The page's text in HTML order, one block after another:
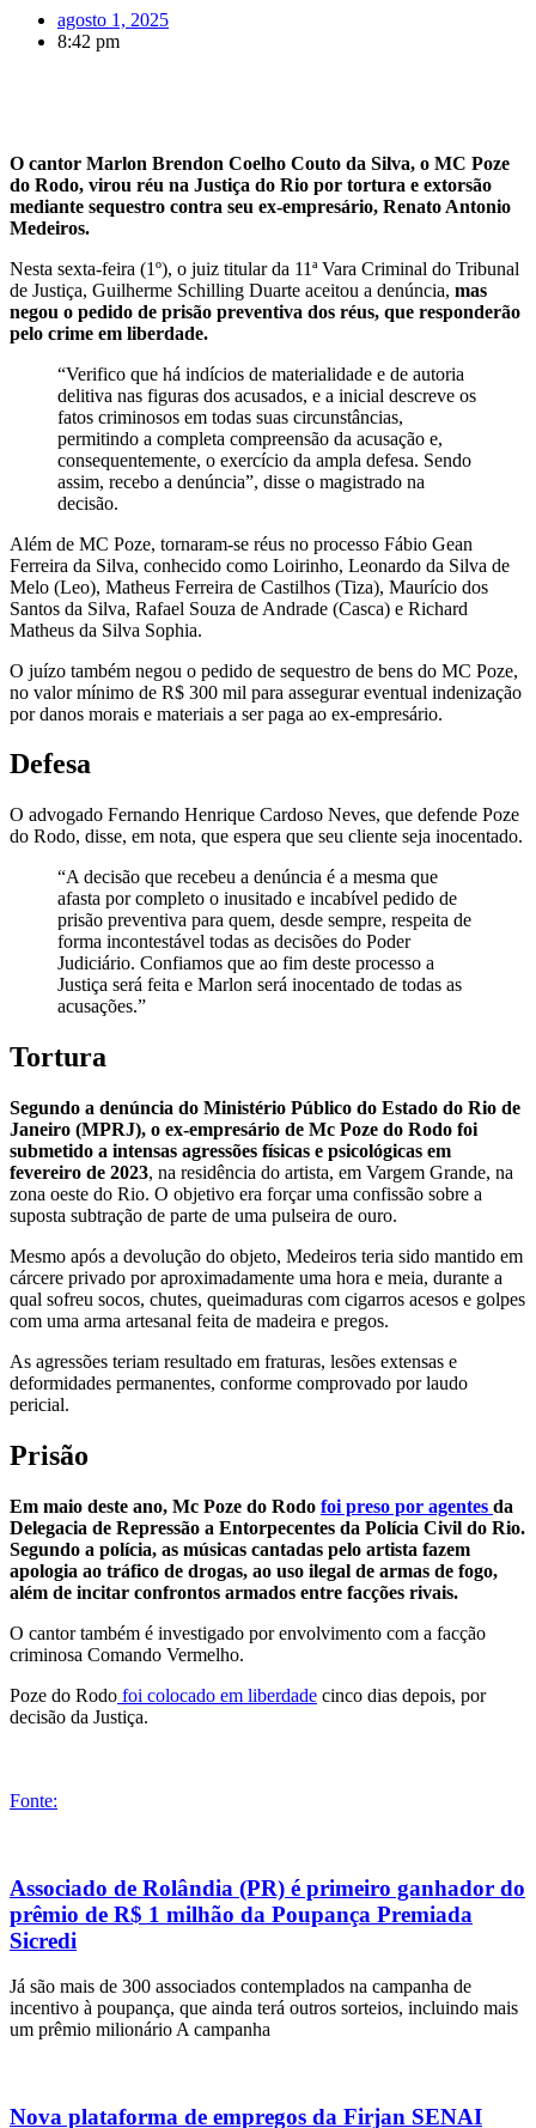
agosto 1, 2025
8:42 pm
O cantor Marlon Brendon Coelho Couto da Silva, o MC Poze
do Rodo, virou réu na Justiça do Rio por tortura e extorsão
mediante sequestro contra seu ex-empresário, Renato Antonio
Medeiros.
Nesta sexta-feira (1º), o juiz titular da 11ª Vara Criminal do Tribunal
de Justiça, Guilherme Schilling Duarte aceitou a denúncia, mas
negou o pedido de prisão preventiva dos réus, que responderão
pelo crime em liberdade.
“Verifico que há indícios de materialidade e de autoria
delitiva nas figuras dos acusados, e a inicial descreve os
fatos criminosos em todas suas circunstâncias,
permitindo a completa compreensão da acusação e,
consequentemente, o exercício da ampla defesa. Sendo
assim, recebo a denúncia”, disse o magistrado na
decisão.
Além de MC Poze, tornaram-se réus no processo Fábio Gean
Ferreira da Silva, conhecido como Loirinho, Leonardo da Silva de
Melo (Leo), Matheus Ferreira de Castilhos (Tiza), Maurício dos
Santos da Silva, Rafael Souza de Andrade (Casca) e Richard
Matheus da Silva Sophia.
O juízo também negou o pedido de sequestro de bens do MC Poze,
no valor mínimo de R$ 300 mil para assegurar eventual indenização
por danos morais e materiais a ser paga ao ex-empresário.
Defesa
O advogado Fernando Henrique Cardoso Neves, que defende Poze
do Rodo, disse, em nota, que espera que seu cliente seja inocentado.
“A decisão que recebeu a denúncia é a mesma que
afasta por completo o inusitado e incabível pedido de
prisão preventiva para quem, desde sempre, respeita de
forma incontestável todas as decisões do Poder
Judiciário. Confiamos que ao fim deste processo a
Justiça será feita e Marlon será inocentado de todas as
acusações.”
Tortura
Segundo a denúncia do Ministério Público do Estado do Rio de
Janeiro (MPRJ), o ex-empresário de Mc Poze do Rodo foi
submetido a intensas agressões físicas e psicológicas em
fevereiro de 2023, na residência do artista, em Vargem Grande, na
zona oeste do Rio. O objetivo era forçar uma confissão sobre a
suposta subtração de parte de uma pulseira de ouro.
Mesmo após a devolução do objeto, Medeiros teria sido mantido em
cárcere privado por aproximadamente uma hora e meia, durante a
qual sofreu socos, chutes, queimaduras com cigarros acesos e golpes
com uma arma artesanal feita de madeira e pregos.
As agressões teriam resultado em fraturas, lesões extensas e
deformidades permanentes, conforme comprovado por laudo
pericial.
Prisão
Em maio deste ano, Mc Poze do Rodo foi preso por agentes da
Delegacia de Repressão a Entorpecentes da Polícia Civil do Rio.
Segundo a polícia, as músicas cantadas pelo artista fazem
apologia ao tráfico de drogas, ao uso ilegal de armas de fogo,
além de incitar confrontos armados entre facções rivais.
O cantor também é investigado por envolvimento com a facção
criminosa Comando Vermelho.
Poze do Rodo foi colocado em liberdade cinco dias depois, por
decisão da Justiça.
Fonte:
Associado de Rolândia (PR) é primeiro ganhador do
prêmio de R$ 1 milhão da Poupança Premiada
Sicredi
Já são mais de 300 associados contemplados na campanha de
incentivo à poupança, que ainda terá outros sorteios, incluindo mais
um prêmio milionário A campanha
Nova plataforma de empregos da Firjan SENAI